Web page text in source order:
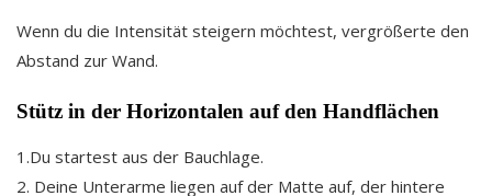
Wenn du die Intensität steigern möchtest, vergrößerte den
Abstand zur Wand.
Stütz in der Horizontalen auf den Handflächen
1.Du startest aus der Bauchlage.
2. Deine Unterarme liegen auf der Matte auf, der hintere